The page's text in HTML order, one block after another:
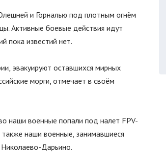
и Горналью под плотным огнём
Активные боевые действия идут
пока известий нет.
эвакуируют оставшихся мирных
морги, отмечает в своём
наши военные попали под налет FPV-
наши военные, занимавшиеся
Николаево-Дарьино.